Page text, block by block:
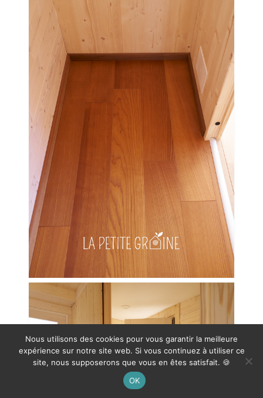
Nous utilisons des cookies pour vous garantir la meilleure
expérience sur notre site web. Si vous continuez à utiliser ce
site, nous supposerons que vous en êtes satisfait. 🍪
OK